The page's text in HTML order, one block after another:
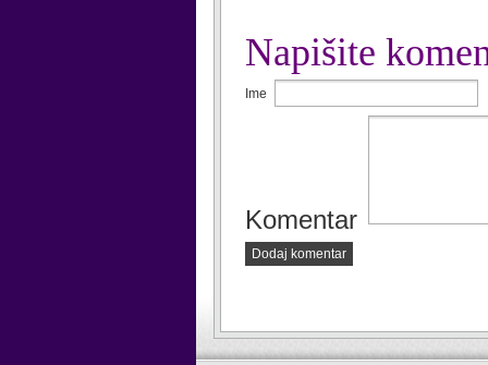
Napišite
Ime
Komentar
Dodaj komentar